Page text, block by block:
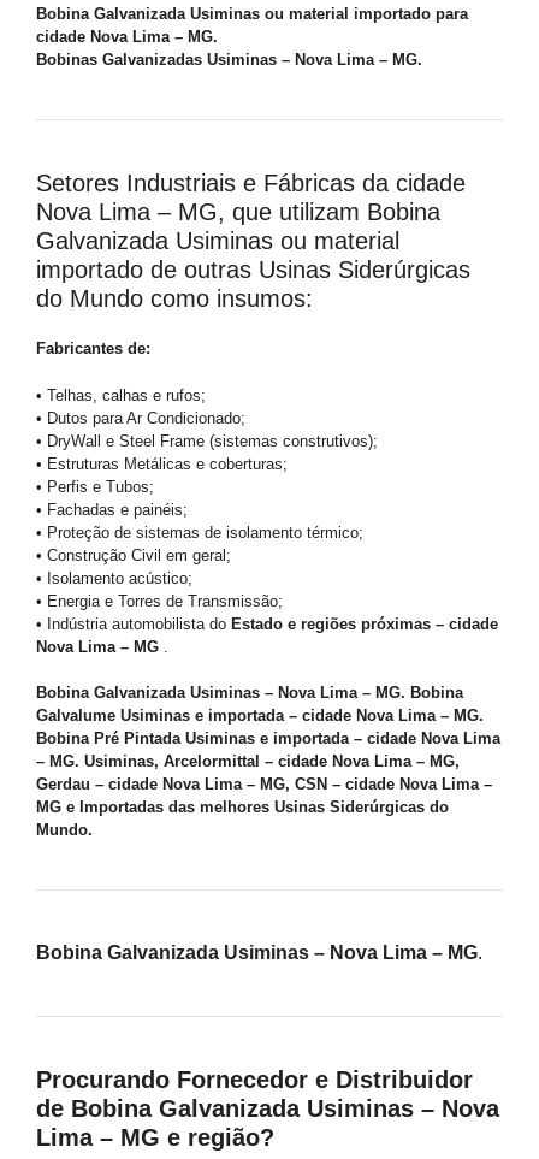
Bobina Galvanizada Usiminas ou material importado para
cidade Nova Lima – MG.
Bobinas Galvanizadas Usiminas – Nova Lima – MG.
Setores Industriais e Fábricas da cidade
Nova Lima – MG, que utilizam Bobina
Galvanizada Usiminas ou material
importado de outras Usinas Siderúrgicas
do Mundo como insumos:
Fabricantes de:
• Telhas, calhas e rufos;
• Dutos para Ar Condicionado;
• DryWall e Steel Frame (sistemas construtivos);
• Estruturas Metálicas e coberturas;
• Perfis e Tubos;
• Fachadas e painéis;
• Proteção de sistemas de isolamento térmico;
• Construção Civil em geral;
• Isolamento acústico;
• Energia e Torres de Transmissão;
• Indústria automobilista do Estado e regiões próximas – cidade
Nova Lima – MG
Bobina Galvanizada Usiminas – Nova Lima – MG. Bobina
Galvalume Usiminas e importada – cidade Nova Lima – MG.
Bobina Pré Pintada Usiminas e importada – cidade Nova Lima
– MG. Usiminas, Arcelormittal – cidade Nova Lima – MG,
Gerdau – cidade Nova Lima – MG, CSN – cidade Nova Lima –
MG e Importadas das melhores Usinas Siderúrgicas do
Mundo.
Bobina Galvanizada Usiminas – Nova Lima – MG.
Procurando Fornecedor e Distribuidor
de Bobina Galvanizada Usiminas – Nova
Lima – MG e região?